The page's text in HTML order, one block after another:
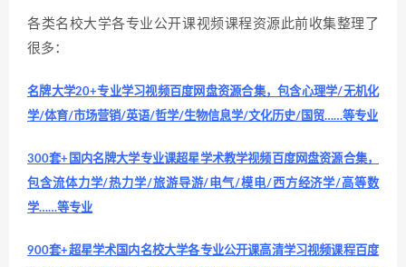
各类名校大学各专业公开课视频课程资源此前收集整理了
很多：
名牌大学20+专业学习视频百度网盘资源合集，包含心理学/无机化
学/体育/市场营销/英语/哲学/生物信息学/文化历史/国贸……等专业
300套+国内名牌大学专业课超星学术教学视频百度网盘资源合集，
包含流体力学/热力学/旅游导游/电气/模电/西方经济学/高等数
学……等专业
900套+超星学术国内名校大学各专业公开课高清学习视频课程百度